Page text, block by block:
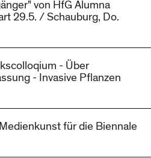
von HfG Alumna
29.5. / Schauburg, Do.
- Über
- Invasive Pflanzen
für die Biennale